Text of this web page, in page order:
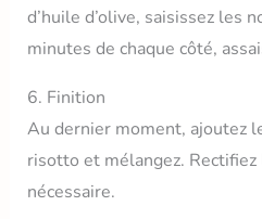
d’huile d’olive, saisissez les
minutes de chaque côté,
6. Finition
Au dernier moment, ajoutez
risotto et mélangez. Rectifiez
nécessaire.